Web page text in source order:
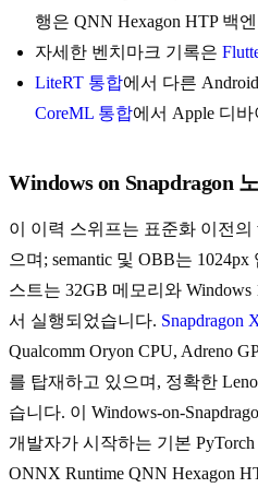
행은 QNN Hexagon HTP 백
자세한 벤치마크 기록은
LiteRT 통합에서 다른
CoreML 통합에서 Apple 디
Windows on Snapdragon
이 이력 스위프는 표준화 이전
으며; semantic 및 OBB는
스트는 32GB 메모리와 Windows
서 실행되었습니다. Snapdragon
Qualcomm Oryon CPU, Adreno
를 탑재하고 있으며, 정확한
습니다. 이 Windows-on-
개발자가 시작하는 기본
ONNX Runtime QNN Hexagon